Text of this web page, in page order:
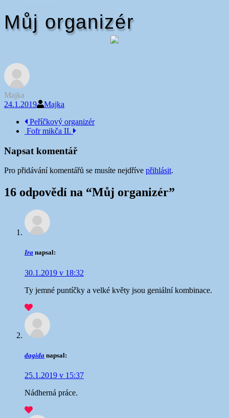
Můj organizér
Majka
24.1.2019
Majka
Navigace
příspěvku
Peříčkový organizér
Fofr mikča II.
Napsat komentář
Pro přidávání komentářů se musíte nejdříve přihlásit.
16 odpovědí na “Můj organizér”
Ira napsal:
30.1.2019 v 18:32
Ty jemné puntíčky a velké květy jsou geniální kombinace.
dagida napsal:
25.1.2019 v 15:37
Nádherná práce.